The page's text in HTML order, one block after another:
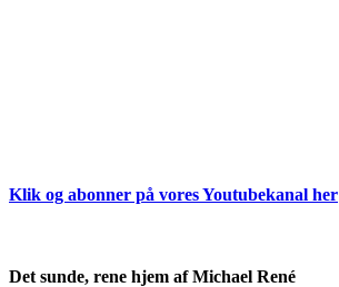
Klik og abonner på vores Youtubekanal her
Det sunde, rene hjem af Michael René